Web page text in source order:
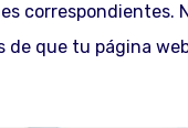
correspondientes.
de que tu página